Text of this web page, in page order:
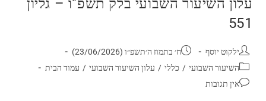
עלון השיעור השבועי בלק תשפ"ו – גליון
551
ילקוט יוסף
ח׳ בתמוז ה׳תשפ״ו (23/06/2026)
השיעור השבועי / כללי / עלון השיעור השבועי / עמוד הבית
אין תגובות